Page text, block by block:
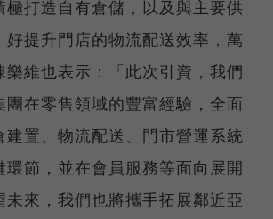
極打造自有倉儲，以及與主要供
好提升門店的物流配送效率，萬
樂維也表示：「此次引資，我們
團在零售領域的豐富經驗，全面
建置、物流配送、門市營運系統
環節，並在會員服務等面向展開
未來，我們也將攜手拓展鄰近亞